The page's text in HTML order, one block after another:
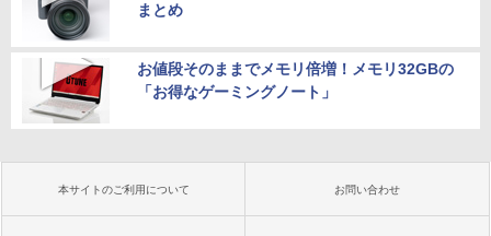
まとめ
お値段そのままでメモリ倍増！メモリ32GBの
「お得なゲーミングノート」
本サイトのご利用について お問い合わせ